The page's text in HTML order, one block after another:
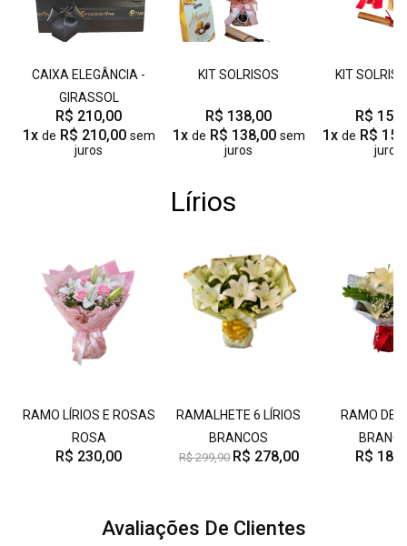
CAIXA ELEGÂNCIA -
GIRASSOL
R$ 210,00
1x de R$ 210,00 sem
juros
KIT SOLRISOS
R$ 138,00
1x de R$ 138,00 sem
juros
KIT
R$
1x de R$
juros
Lírios
RAMO LÍRIOS E ROSAS
ROSA
R$ 230,00
RAMALHETE 6 LÍRIOS
BRANCOS
R$ 299,90 R$ 278,00
RAMO DE
R$
Avaliações De Clientes